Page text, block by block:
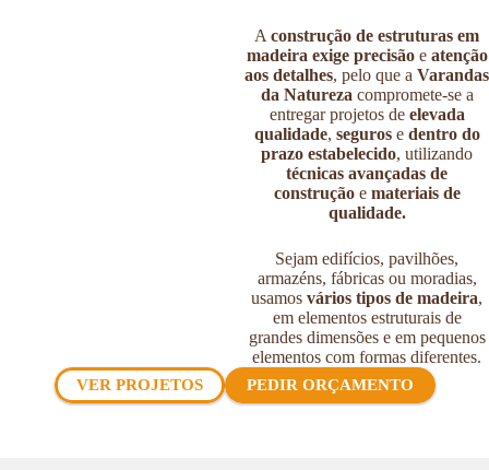
A construção de estruturas em
madeira exige precisão eatenção
aos detalhes, pelo que a Varandas
da Natureza compromete-se a
entregar projetos de elevada
qualidade, segurose dentro do
prazo estabelecido, utilizando
técnicas avançadas de
construçãoe materiais de
qualidade.
Sejam edifícios, pavilhões,
armazéns, fábricas ou moradias,
usamos vários tipos de madeira,
em elementos estruturais de
grandes dimensões e em pequenos
elementos com formas diferentes.
VER PROJETOS PEDIR ORÇAMENTO